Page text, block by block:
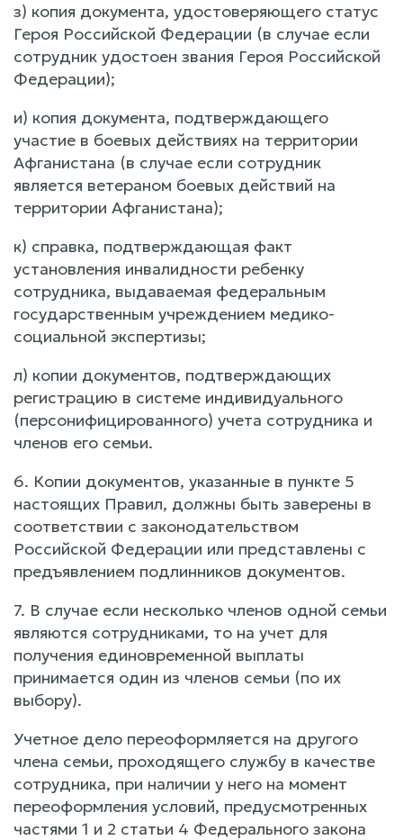
з) копия документа, удостоверяющего статус
Героя Российской Федерации (в случае если
сотрудник удостоен звания Героя Российской
Федерации);
и) копия документа, подтверждающего
участие в боевых действиях на территории
Афганистана (в случае если сотрудник
является ветераном боевых действий на
территории Афганистана);
к) справка, подтверждающая факт
установления инвалидности ребенку
сотрудника, выдаваемая федеральным
государственным учреждением медико-
социальной экспертизы;
л) копии документов, подтверждающих
регистрацию в системе индивидуального
(персонифицированного) учета сотрудника и
членов его семьи.
6. Копии документов, указанные в пункте 5
настоящих Правил, должны быть заверены в
соответствии с законодательством
Российской Федерации или представлены с
предъявлением подлинников документов.
7. В случае если несколько членов одной семьи
являются сотрудниками, то на учет для
получения единовременной выплаты
принимается один из членов семьи (по их
выбору).
Учетное дело переоформляется на другого
члена семьи, проходящего службу в качестве
сотрудника, при наличии у него на момент
переоформления условий, предусмотренных
частями 1 и 2 статьи 4 Федерального закона